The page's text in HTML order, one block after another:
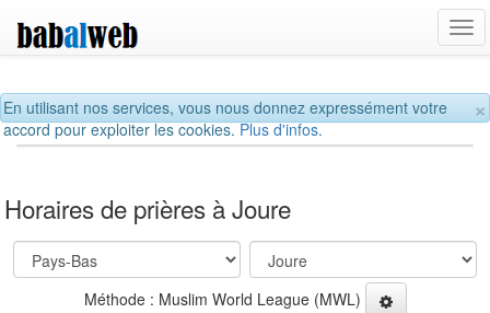
×
En utilisant nos services, vous nous donnez expressément votre
accord pour exploiter les cookies.Plus d'infos.
Horaires de prières à Joure
Méthode : Muslim World League (MWL)